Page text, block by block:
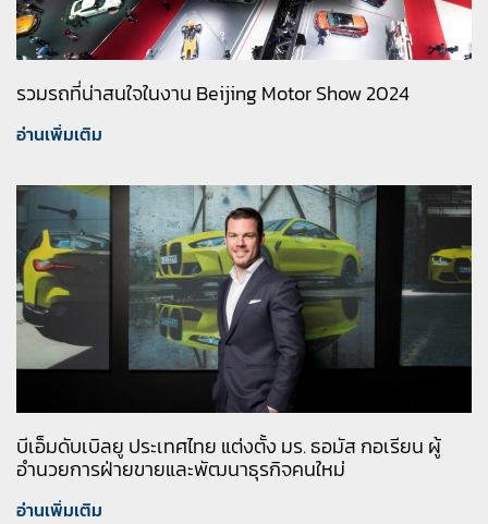
รวมรถที่น่าสนใจในงาน Beijing Motor Show 2024
อ่านเพิ่มเติม
บีเอ็มดับเบิลยู ประเทศไทย แต่งตั้ง มร. ธอมัส กอเรียน ผู้
อำนวยการฝ่ายขายและพัฒนาธุรกิจคนใหม่
อ่านเพิ่มเติม